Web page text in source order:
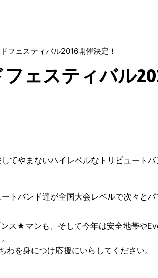
フェスティバル2016開催決定！
ェスティバル
てやまないハイレベルなトリビュート
トバンド達が全国大会レベルで次々と
ス★マンも、そして今年は安全地帯や
を身につけ応援にいらしてください。